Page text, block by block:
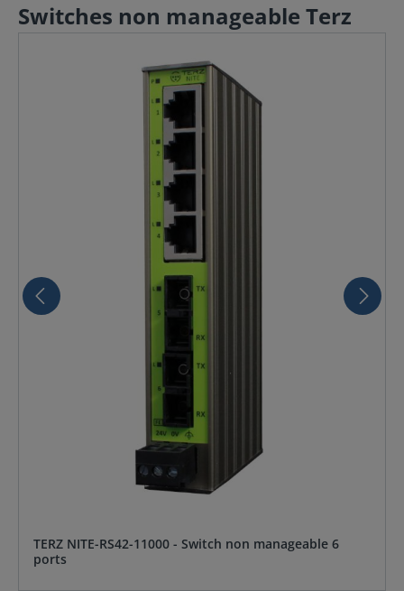
Switches non manageable Terz
TERZ NITE-RS42-11000 - Switch non manageable 6
ports